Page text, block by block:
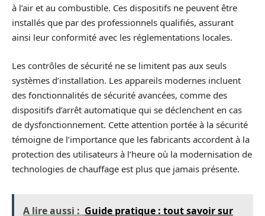
à l’air et au combustible. Ces dispositifs ne peuvent être
installés que par des professionnels qualifiés, assurant
ainsi leur conformité avec les réglementations locales.
Les contrôles de sécurité ne se limitent pas aux seuls
systèmes d’installation. Les appareils modernes incluent
des fonctionnalités de sécurité avancées, comme des
dispositifs d’arrêt automatique qui se déclenchent en cas
de dysfonctionnement. Cette attention portée à la sécurité
témoigne de l’importance que les fabricants accordent à la
protection des utilisateurs à l’heure où la modernisation de
technologies de chauffage est plus que jamais présente.
A lire aussi : Guide pratique : tout savoir sur